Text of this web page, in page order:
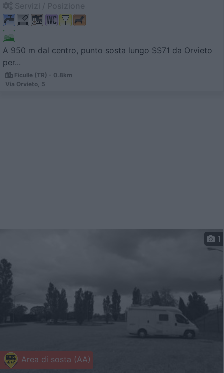
A 950 m dal centro, punto sosta lungo SS71 da Orvieto
per...
Ficulle (TR) - 0.8km
Via Orvieto, 5
Area di sosta (AA)
1